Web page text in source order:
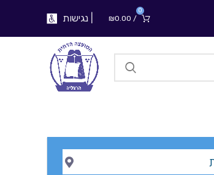
0
/
₪0.00 נגישות